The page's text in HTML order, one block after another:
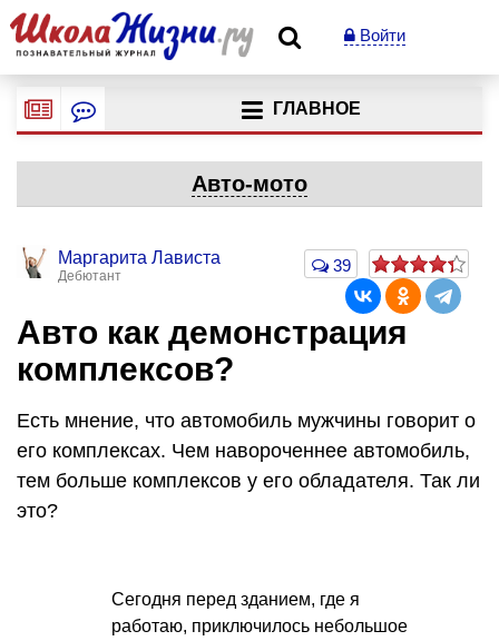
Войти
ГЛАВНОЕ
Авто-мото
Маргарита Лависта
Дебютант
39
Авто как демонстрация
комплексов?
Есть мнение, что автомобиль мужчины говорит о
его комплексах. Чем навороченнее автомобиль,
тем больше комплексов у его обладателя. Так ли
это?
Сегодня перед зданием, где я
работаю, приключилось небольшое